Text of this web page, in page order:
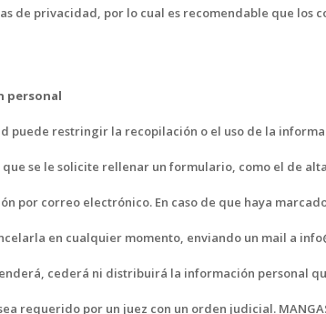
de privacidad, por lo cual es recomendable que los
personal
puede restringir la recopilación o el uso de la
que se le solicite rellenar un formulario, como el de
por correo electrónico. En caso de que haya
en cualquier momento, enviando un mail a
cederá ni distribuirá la información personal
requerido por un juez con un orden judicial.